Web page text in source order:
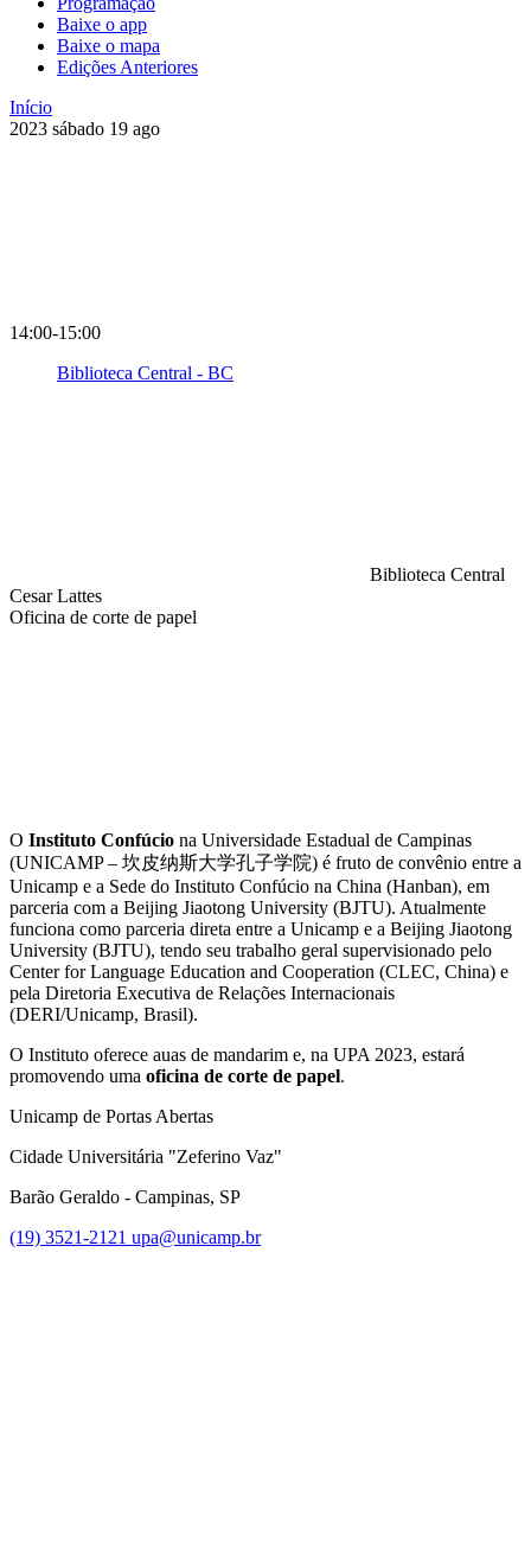
Baixe o app
Baixe o mapa
Edições Anteriores
Início
2023 sábado 19 ago
14:00-15:00
Biblioteca Central - BC
Biblioteca Central
Cesar Lattes
Oficina de corte de papel
O Instituto Confúcio na Universidade Estadual de Campinas
(UNICAMP – 坎皮纳斯大学孔子学院) é fruto de convênio entre a
Unicamp e a Sede do Instituto Confúcio na China (Hanban), em
parceria com a Beijing Jiaotong University (BJTU). Atualmente
funciona como parceria direta entre a Unicamp e a Beijing Jiaotong
University (BJTU), tendo seu trabalho geral supervisionado pelo
Center for Language Education and Cooperation (CLEC, China) e
pela Diretoria Executiva de Relações Internacionais
(DERI/Unicamp, Brasil).
O Instituto oferece auas de mandarim e, na UPA 2023, estará
promovendo uma oficina de corte de papel.
Unicamp de Portas Abertas
Cidade Universitária "Zeferino Vaz"
Barão Geraldo - Campinas, SP
(19) 3521-2121 upa@unicamp.br